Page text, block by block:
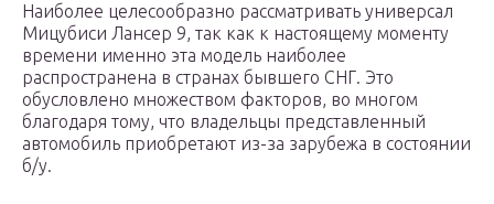
Наиболее целесообразно рассматривать универсал
Мицубиси Лансер 9, так как к настоящему моменту
времени именно эта модель наиболее
распространена в странах бывшего СНГ. Это
обусловлено множеством факторов, во многом
благодаря тому, что владельцы представленный
автомобиль приобретают из-за зарубежа в состоянии
б/у.